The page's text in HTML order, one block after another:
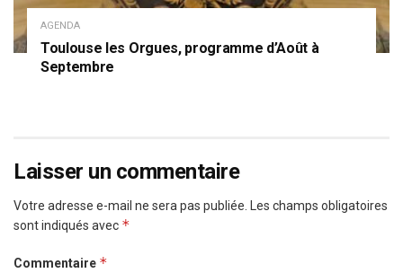
AGENDA
Toulouse les Orgues, programme d’Août à
Septembre
Laisser un commentaire
Votre adresse e-mail ne sera pas publiée. Les champs obligatoires
sont indiqués avec *
Commentaire *